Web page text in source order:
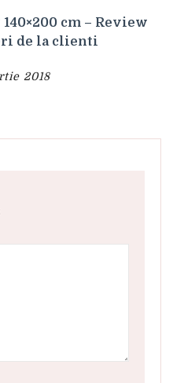
cm – Review
de la clienti
2018